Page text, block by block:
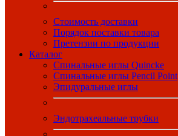
Стоимость доставки
Порядок поставки товара
Претензии по продукции
Каталог
Спинальные иглы Quincke
Спинальные иглы Pencil Point
Эпидуральные иглы
Эндотрахеальные трубки